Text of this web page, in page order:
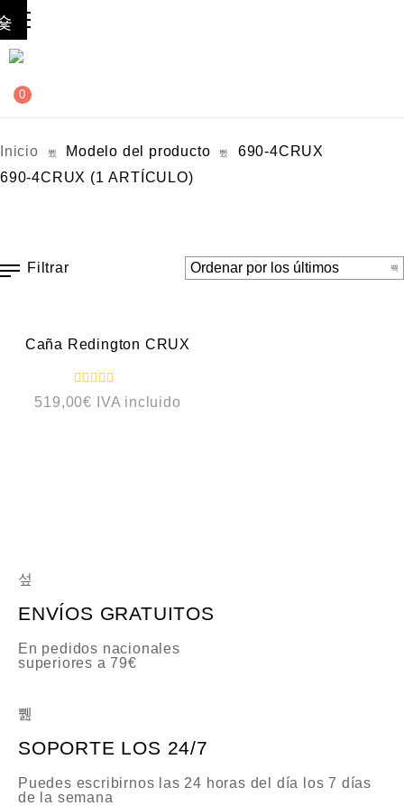
0
Inicio Modelo del producto
690-4CRUX
690-4CRUX (1 ARTÍCULO)
Filtrar
Caña Redington CRUX
V
a
519,00€ IVA incluido
ENVÍOS GRATUITOS
En pedidos nacionales
superiores a 79€
SOPORTE LOS 24/7
Puedes escribirnos las 24 horas del día los 7 días
de la semana